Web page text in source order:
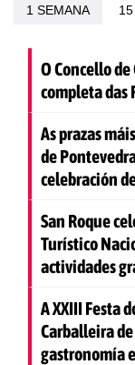
1 SEMANA
O Concello
completa das
As prazas
de
celebración
San Roque
Turístico
actividades
A XXIII Festa
Carballeira
gastronomía